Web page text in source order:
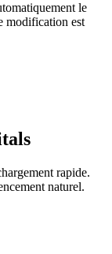
le
modification est
rapide.
naturel.